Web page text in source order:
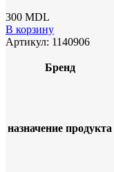
300 MDL
В корзину
Артикул: 1140906
Бренд
назначение продукта